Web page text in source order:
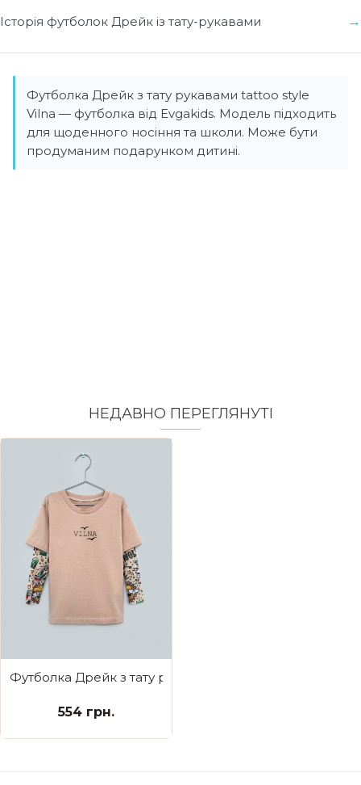
Історія футболок Дрейк із тату-рукавами
Футболка Дрейк з тату рукавами tattoo style
Vilna — футболка від Evgakids. Модель підходить
для щоденного носіння та школи. Може бути
продуманим подарунком дитині.
НЕДАВНО ПЕРЕГЛЯНУТI
Футболка Дрейк з тату рукавами tattoo style Vilna
554 грн.